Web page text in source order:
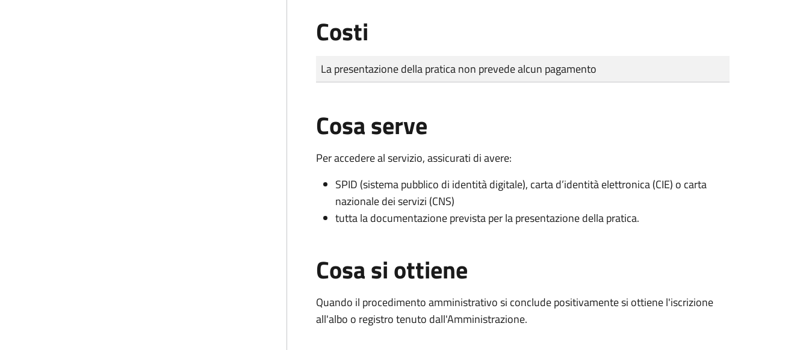
Costi
Tipo di pagamento
Importo
La presentazione della pratica non prevede alcun pagamento
Cosa serve
Per accedere al servizio, assicurati di avere:
SPID (sistema pubblico di identità digitale), carta d’identità elettronica (CIE) o carta
nazionale dei servizi (CNS)
tutta la documentazione prevista per la presentazione della pratica.
Cosa si ottiene
Quando il procedimento amministrativo si conclude positivamente si ottiene l'iscrizione
all'albo o registro tenuto dall'Amministrazione.